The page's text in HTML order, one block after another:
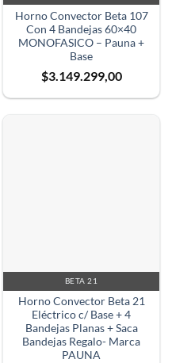
Horno Convector Beta 107
Con 4 Bandejas 60×40
MONOFASICO – Pauna +
Base
$3.149.299,00
BETA 21
Horno Convector Beta 21
Eléctrico c/ Base + 4
Bandejas Planas + Saca
Bandejas Regalo- Marca
PAUNA